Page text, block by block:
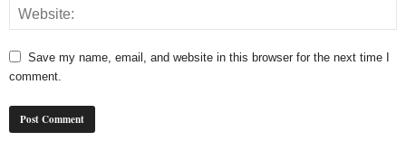
Save my name, email, and website in this browser for the next time I
comment.